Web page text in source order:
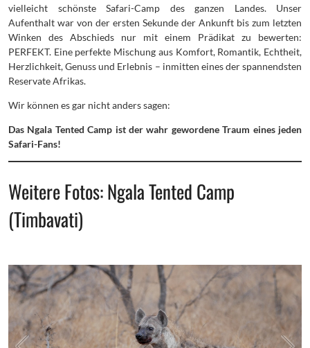
vielleicht schönste Safari-Camp des ganzen Landes. Unser
Aufenthalt war von der ersten Sekunde der Ankunft bis zum letzten
Winken des Abschieds nur mit einem Prädikat zu bewerten:
PERFEKT. Eine perfekte Mischung aus Komfort, Romantik, Echtheit,
Herzlichkeit, Genuss und Erlebnis – inmitten eines der spannendsten
Reservate Afrikas.
Wir können es gar nicht anders sagen:
Das Ngala Tented Camp ist der wahr gewordene Traum eines jeden
Safari-Fans!
Weitere Fotos: Ngala Tented Camp
(Timbavati)